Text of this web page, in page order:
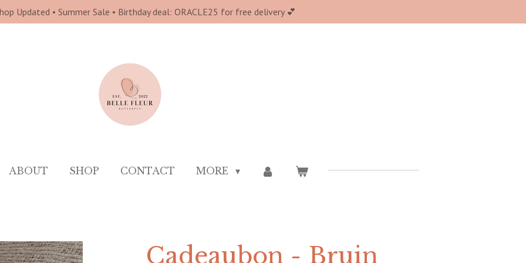
Updated • Summer Sale • Birthday deal: ORACLE25 for free delivery 💕
ABOUT SHOP CONTACT MORE
Cadeaubon - Bruin